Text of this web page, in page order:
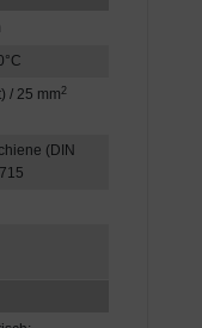
/ 25 mm2
(DIN